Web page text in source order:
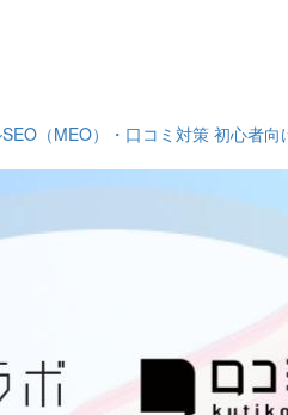
（MEO）・口コミ対策 初心者